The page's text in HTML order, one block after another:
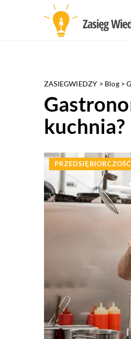
ZASIEGWIEDZY > Blog>
kuchnia?